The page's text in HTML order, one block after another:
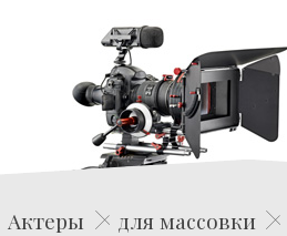
Актеры для массовки